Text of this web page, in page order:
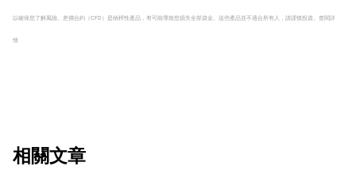
以確保您了解風險。 差價合約（CFD）是槓桿性產品，有可能導致您損失全部資金。這些產品並不適合所有人，請謹慎投資。 查閱詳
情
相關文章